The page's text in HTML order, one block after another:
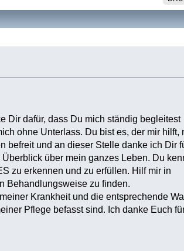
Dir dafür, dass Du mich ständig begleitest
ohne Unterlass. Du bist es, der mir hilft,
befreit und an dieser Stelle danke ich Dir
über mein ganzes Leben. Du
zu erkennen und zu erfüllen. Hilf mir in
Behandlungsweise zu finden.
Krankheit und die entsprechende
Pflege befasst sind. Ich danke Euch